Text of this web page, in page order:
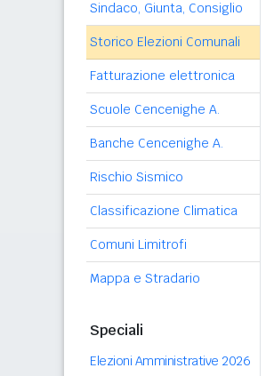
Sindaco, Giunta, Consiglio
Storico Elezioni Comunali
Fatturazione elettronica
Scuole Cencenighe A.
Banche Cencenighe A.
Rischio Sismico
Classificazione Climatica
Comuni Limitrofi
Mappa e Stradario
Speciali
Elezioni Amministrative 2026